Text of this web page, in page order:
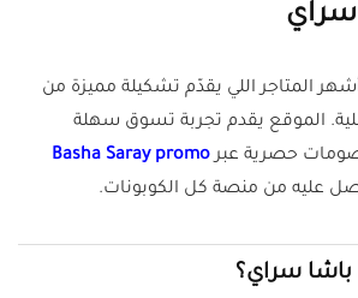
سراي
المتاجر اللي يقدّم تشكيلة مميزة من
الموقع يقدم تجربة تسوق سهلة
حصرية عبرBasha Saray promo
سراي؟